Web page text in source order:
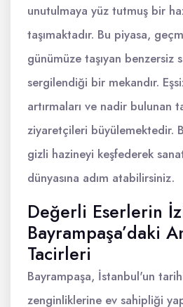
unutulmaya yüz tutmuş bir
taşımaktadır. Bu piyasa,
günümüze taşıyan benzersiz
sergilendiği bir mekandır.
artırmaları ve nadir bulunan
ziyaretçileri büyülemektedir.
gizli hazineyi keşfederek
dünyasına adım atabilirsiniz.
Değerli Eserlerin
Bayrampaşa’daki
Tacirleri
Bayrampaşa, İstanbul'un
zenginliklerine ev sahipliği